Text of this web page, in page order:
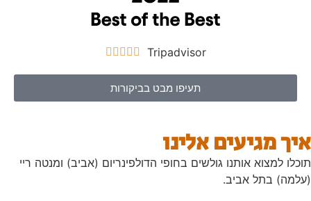
Tripadvisor





תעיפו מבט בביקורות
איך מגיעים אלינו
תוכלו למצוא אותנו גולשים בחופי הדולפינריום (אביב) ומנטה ריי
(עלמה) בתל אביב.